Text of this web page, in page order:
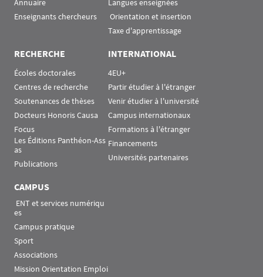
Annuaire
Enseignants chercheurs
Langues enseignées
Orientation et insertion
Taxe d'apprentissage
RECHERCHE
Écoles doctorales
Centres de recherche
Soutenances de thèses
Docteurs Honoris Causa
Focus
Les Éditions Panthéon-Ass
as
Publications
INTERNATIONAL
4EU+
Partir étudier à l'étranger
Venir étudier à l'université
Campus internationaux
Formations à l'étranger
Financements
Universités partenaires
CAMPUS
es
Campus pratique
Sport
Associations
Mission Orientation Emploi